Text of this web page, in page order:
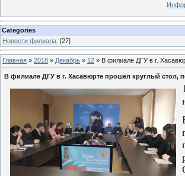
Categories
Новости филиала. [27]
Главная » 2018 » Декабрь » 12 » В филиале ДГУ в г.
В филиале ДГУ в г. Хасавюрте прошел круглый стол,